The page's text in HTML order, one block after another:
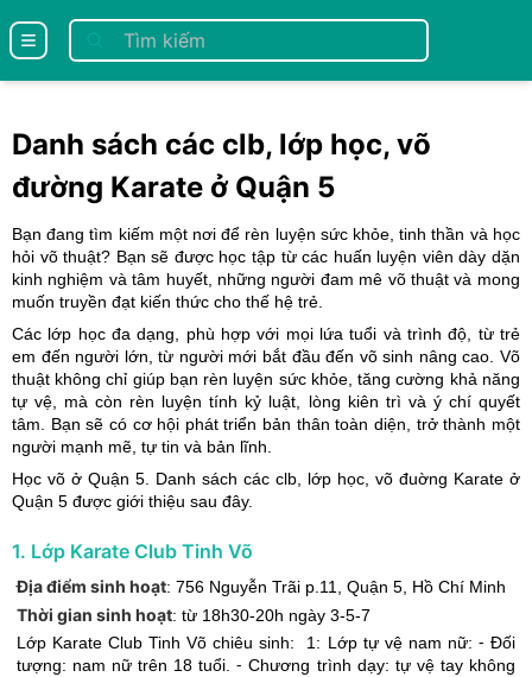
menu
Danh sách các clb, lớp học, võ
đường Karate ở Quận 5
Bạn đang tìm kiếm một nơi để rèn luyện sức khỏe, tinh thần và học
hỏi võ thuật? Bạn sẽ được học tập từ các huấn luyện viên dày dặn
kinh nghiệm và tâm huyết, những người đam mê võ thuật và mong
muốn truyền đạt kiến thức cho thế hệ trẻ.
Các lớp học đa dạng, phù hợp với mọi lứa tuổi và trình độ, từ trẻ
em đến người lớn, từ người mới bắt đầu đến võ sinh nâng cao. Võ
thuật không chỉ giúp bạn rèn luyện sức khỏe, tăng cường khả năng
tự vệ, mà còn rèn luyện tính kỷ luật, lòng kiên trì và ý chí quyết
tâm. Bạn sẽ có cơ hội phát triển bản thân toàn diện, trở thành một
người mạnh mẽ, tự tin và bản lĩnh.
Học võ ở Quận 5. Danh sách các clb, lớp học, võ đuờng Karate ở
Quận 5 được giới thiệu sau đây.
1. Lớp Karate Club Tinh Võ
Địa điểm sinh hoạt: 756 Nguyễn Trãi p.11 Quận 5 Hồ Chí Minh
Thời gian sinh hoạt: từ 18h30-20h ngày 3-5-7
Lớp Karate Club Tinh Võ chiêu sinh: 1: Lớp tự vệ nam nữ: ⁃ Đối
tượng: nam nữ trên 18 tuổi. ⁃ Chương trình dạy: tự vệ tay không